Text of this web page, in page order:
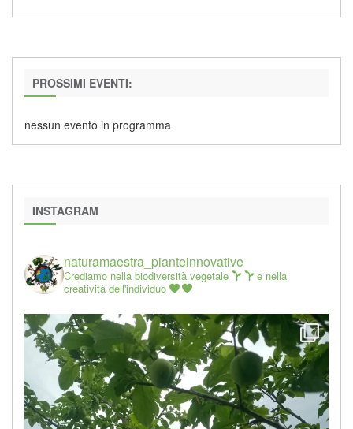
PROSSIMI EVENTI:
nessun evento in programma
INSTAGRAM
naturamaestra_pianteinnovative
Crediamo nella biodiversità vegetale
e nella
creatività dell'individuo